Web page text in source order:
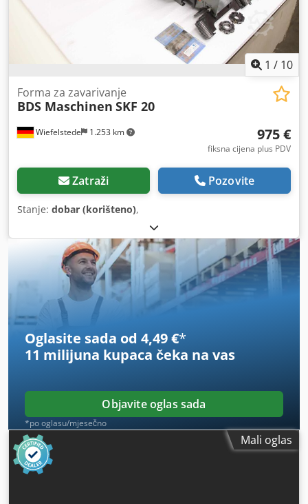
1 / 10
Wiefelstede 1.253 km
Forma za zavarivanje
BDS Maschinen SKF 20
975 €
fiksna cijena plus PDV
Zatraži Pozovite
Stanje: dobar (korišteno),
Oglasite sada od 4,49 €*
11 milijuna kupaca čeka na vas
Objavite oglas sada
*po oglasu/mjesečno
Mali oglas